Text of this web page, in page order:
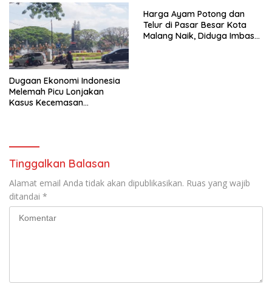
Dugaan Ekonomi Indonesia
Melemah Picu Lonjakan
Kasus Kecemasan
Harga Ayam Potong dan
Telur di Pasar Besar Kota
Malang Naik, Diduga Imbas
Tinggalkan Balasan
Alamat email Anda tidak akan dipublikasikan. Ruas yang wajib
ditandai *